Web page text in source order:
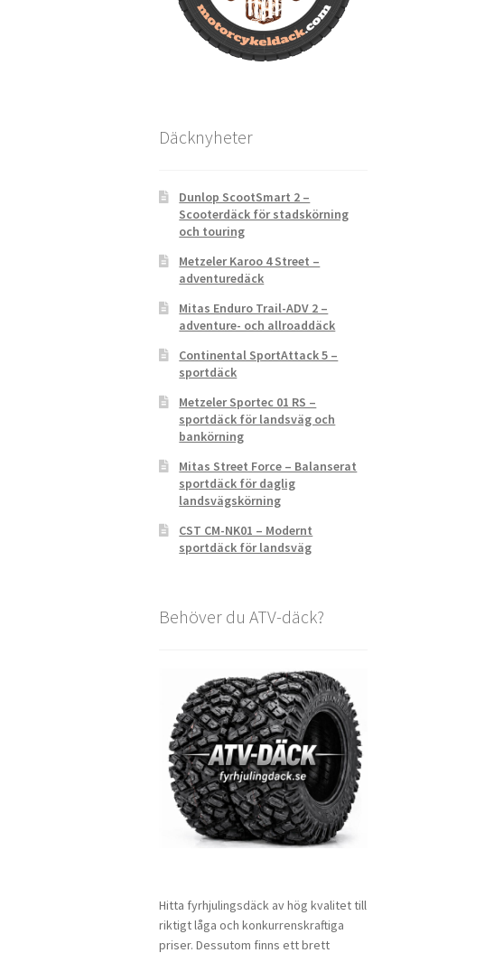
Däcknyheter
Dunlop ScootSmart 2 –
Scooterdäck för stadskörning
och touring
Metzeler Karoo 4 Street –
adventuredäck
Mitas Enduro Trail-ADV 2 –
adventure- och allroaddäck
Continental SportAttack 5 –
sportdäck
Metzeler Sportec 01 RS –
sportdäck för landsväg och
bankörning
Mitas Street Force – Balanserat
sportdäck för daglig
landsvägskörning
CST CM-NK01 – Modernt
sportdäck för landsväg
Behöver du ATV-däck?
Hitta fyrhjulingsdäck av hög kvalitet till
riktigt låga och konkurrenskraftiga
priser. Dessutom finns ett brett